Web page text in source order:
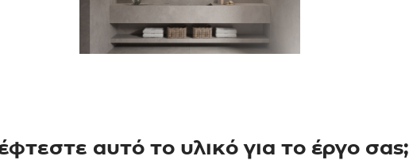
αυτό το υλικό για το έργο σας;